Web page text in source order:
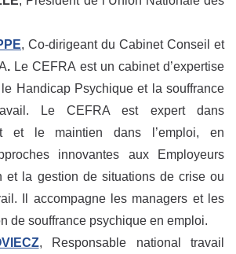
, Co-dirigeant du Cabinet Conseil et
. Le CEFRA est un cabinet d’expertise
Handicap Psychique et la souffrance
Le CEFRA est expert dans
et le maintien dans l’emploi, en
innovantes aux Employeurs
et la gestion de situations de crise ou
Il accompagne les managers et les
de souffrance psychique en emploi.
, Responsable national travail